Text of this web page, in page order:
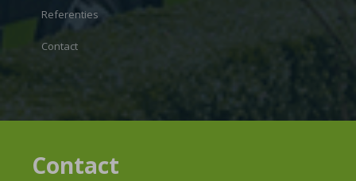
Referenties
Contact
Contact